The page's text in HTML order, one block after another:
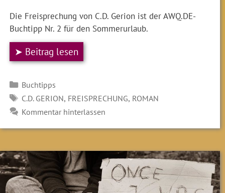
Die Freisprechung von C.D. Gerion ist der AWQ.DE-
Buchtipp Nr. 2 für den Sommerurlaub.
➤ Beitrag lesen
Kategorien
Buchtipps
SCHLAGWÖRTER
C.D. GERION, FREISPRECHUNG, ROMAN
Kommentar hinterlassen